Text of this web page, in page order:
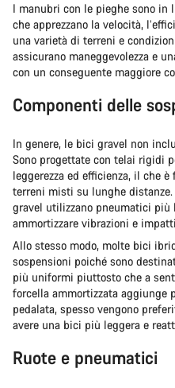
I manubri con le pieghe sono in
che apprezzano la velocità,
una varietà di terreni e
assicurano maneggevolezza e
con un conseguente maggiore
Componenti delle
In genere, le bici gravel non
Sono progettate con telai rigidi
leggerezza ed efficienza, il che
terreni misti su lunghe
gravel utilizzano pneumatici
ammortizzare vibrazioni e
Allo stesso modo, molte bici
sospensioni poiché sono
più uniformi piuttosto che a
forcella ammortizzata aggiunge
pedalata, spesso vengono
avere una bici più leggera e
Ruote e pneumatici